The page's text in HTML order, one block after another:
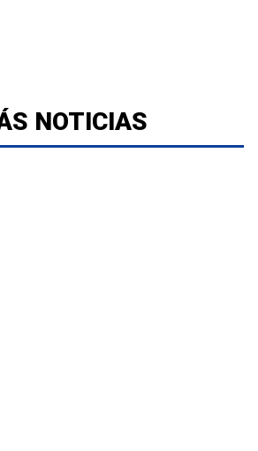
NOTICIAS